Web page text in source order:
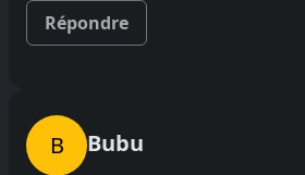
Répondre
B
Bubu